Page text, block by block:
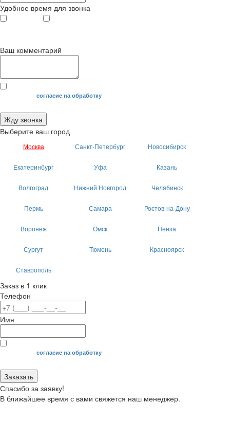
Удобное время для звонка
Ваш комментарий
Я даю своесогласие на обработку
Жду звонка
Выберите ваш город
Москва Санкт-Петербург Новосибирск
Екатеринбург Уфа Казань
Волгоград Нижний Новгород Челябинск
Пермь Самара Ростов-на-Дону
Воронеж Омск Пенза
Сургут Тюмень Красноярск
Ставрополь
Заказ в 1 клик
Телефон
Имя
Я даю своесогласие на обработку
Заказать
Спасибо за заявку!
В ближайшее время с вами свяжется наш менеджер.